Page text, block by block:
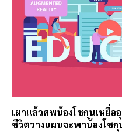
เผาแล้วศพน้องโชกุนเหยื่อ
ชีวิตวางแผนจะพาน้องโชกุ